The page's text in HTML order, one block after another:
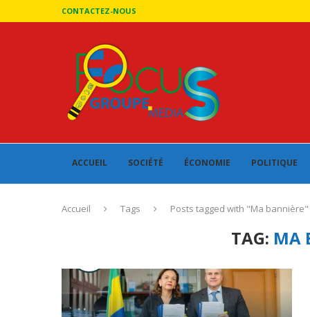
CONTACTEZ-NOUS
ACCUEIL SOCIÉTÉ ÉCONOMIE POLITIQUE
Accueil Tags Posts tagged with "Ma bannière"
TAG: MA